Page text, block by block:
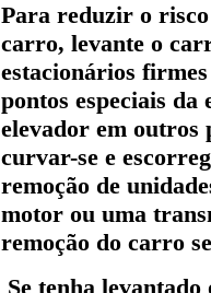
Para reduzir o
carro, levante o
estacionários
pontos especiais da
elevador em outros
curvar-se e
remoção de
motor ou uma
remoção do carro
Se tenha